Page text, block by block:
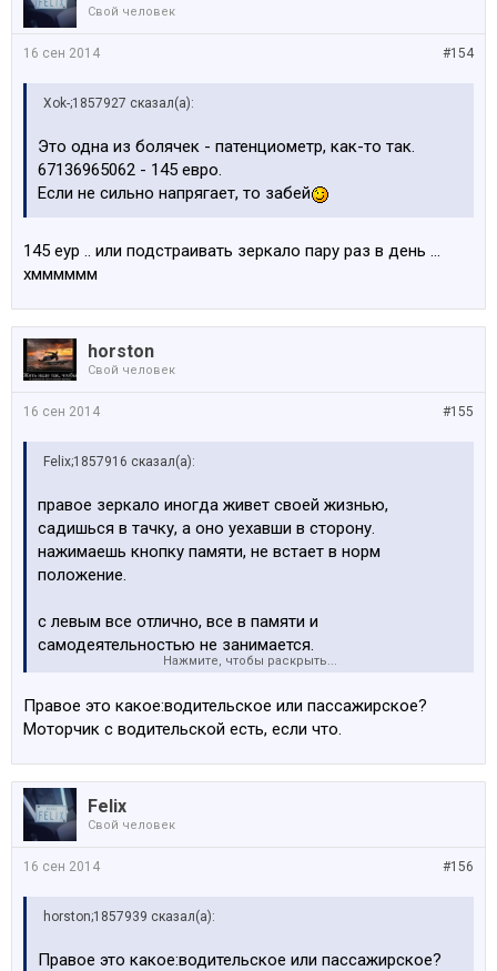
Свой человек
#154
16 сен 2014
Xok-;1857927 сказал(а):
Это одна из болячек - патенциометр, как-то так.
67136965062 - 145 евро.
Если не сильно напрягает, то забей
145 еур .. или подстраивать зеркало пару раз в день ...
хмммммм
horston
Свой человек
#155
16 сен 2014
Felix;1857916 сказал(а):
правое зеркало иногда живет своей жизнью,
садишься в тачку, а оно уехавши в сторону.
нажимаешь кнопку памяти, не встает в норм
положение.
с левым все отлично, все в памяти и
самодеятельностью не занимается.
Нажмите, чтобы раскрыть...
Правое это какое:водительское или пассажирское?
Моторчик с водительской есть, если что.
Felix
Свой человек
#156
16 сен 2014
horston;1857939 сказал(а):
Правое это какое:водительское или пассажирское?